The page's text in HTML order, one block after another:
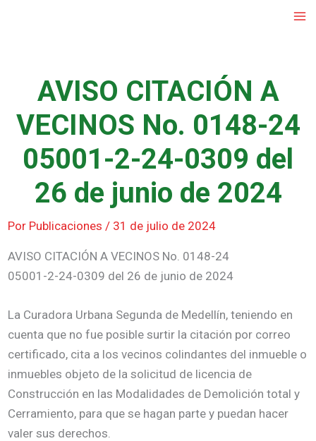
AVISO CITACIÓN A
VECINOS No. 0148-24
05001-2-24-0309 del
26 de junio de 2024
Por Publicaciones / 31 de julio de 2024
AVISO CITACIÓN A VECINOS No. 0148-24
05001-2-24-0309 del 26 de junio de 2024
La Curadora Urbana Segunda de Medellín, teniendo en
cuenta que no fue posible surtir la citación por correo
certificado, cita a los vecinos colindantes del inmueble o
inmuebles objeto de la solicitud de licencia de
Construcción en las Modalidades de Demolición total y
Cerramiento, para que se hagan parte y puedan hacer
valer sus derechos.